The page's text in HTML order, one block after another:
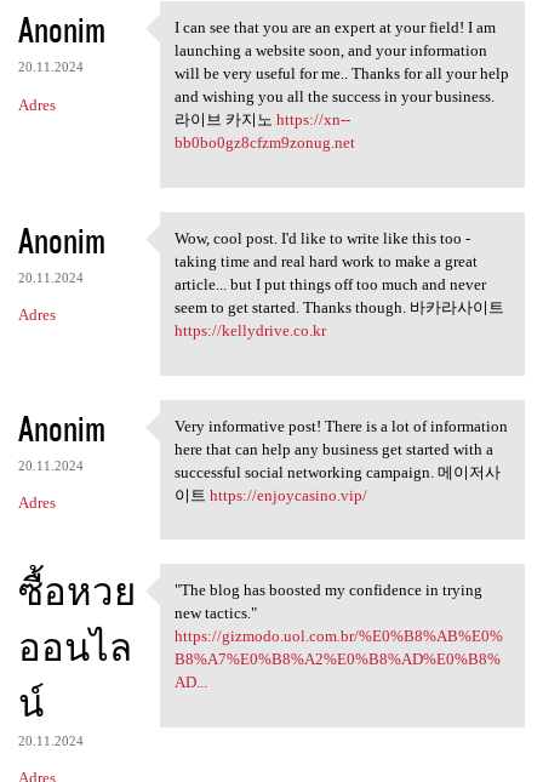
Anonim
20.11.2024
Adres
I can see that you are an
I can see that you are an expert at your field! I am
launching a website soon, and your information
will be very useful for me.. Thanks for all your help
and wishing you all the success in your business.
라이브 카지노 https://xn--
bb0bo0gz8cfzm9zonug.net
Anonim
20.11.2024
Adres
Wow, cool post. I'd like to
Wow, cool post. I'd like to write like this too -
taking time and real hard work to make a great
article... but I put things off too much and never
seem to get started. Thanks though. 바카라사이트
https://kellydrive.co.kr
Anonim
20.11.2024
Adres
Very informative post! There
Very informative post! There is a lot of information
here that can help any business get started with a
successful social networking campaign. 메이저사
이트 https://enjoycasino.vip/
ซื้อหวย
ออนไล
น์
20.11.2024
Adres
"The blog has boosted my
"The blog has boosted my confidence in trying
new tactics."
https://gizmodo.uol.com.br/%E0%B8%AB%E0%
B8%A7%E0%B8%A2%E0%B8%AD%E0%B8%
AD...